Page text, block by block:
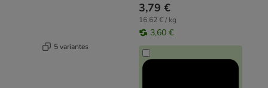
5 variantes
3,79 €
16,62 € / kg
3,60 €